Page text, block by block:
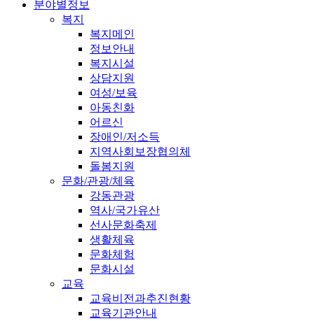
분야별정보
복지
복지메인
정보안내
복지시설
상담지원
여성/보육
아동친화
어르신
장애인/저소득
지역사회보장협의체
돌봄지원
문화/관광/체육
강동관광
역사/국가유산
선사문화축제
생활체육
문화체험
문화시설
교육
교육비전과추진현황
교육기관안내